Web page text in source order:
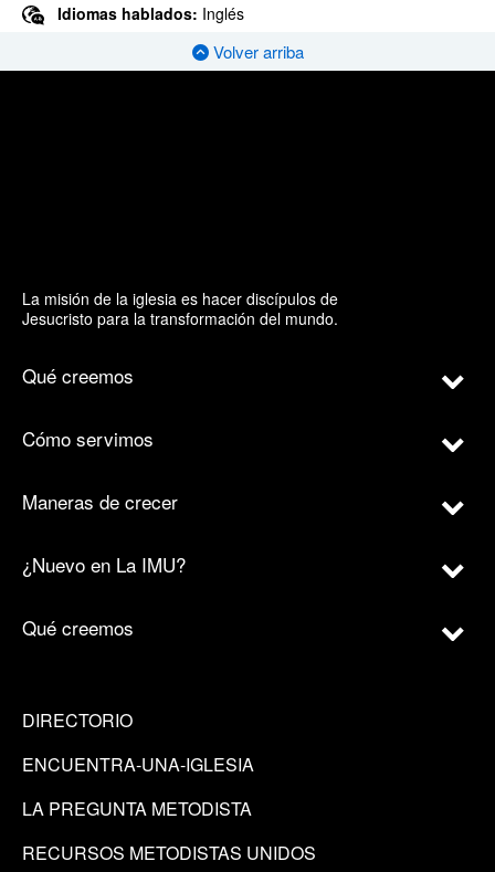
Idiomas hablados: Inglés
Volver arriba
La misión de la iglesia es hacer discípulos de
Jesucristo para la transformación del mundo.
Qué creemos
Cómo servimos
Maneras de crecer
¿Nuevo en La IMU?
Qué creemos
DIRECTORIO
ENCUENTRA-UNA-IGLESIA
LA PREGUNTA METODISTA
RECURSOS METODISTAS UNIDOS